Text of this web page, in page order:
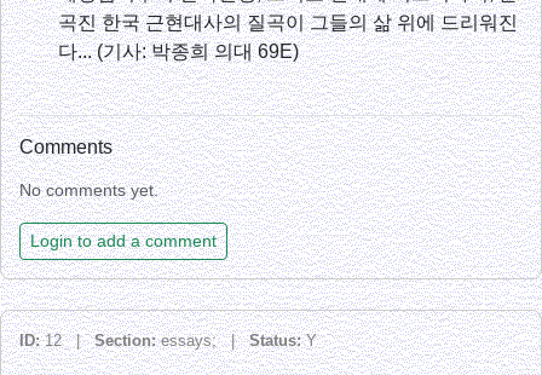
곡진 한국 근현대사의 질곡이 그들의 삶 위에 드리워진
다... (기사: 박종희 의대 69E)
Comments
No comments yet.
Login to add a comment
ID:12 |Section:essays; |Status:Y